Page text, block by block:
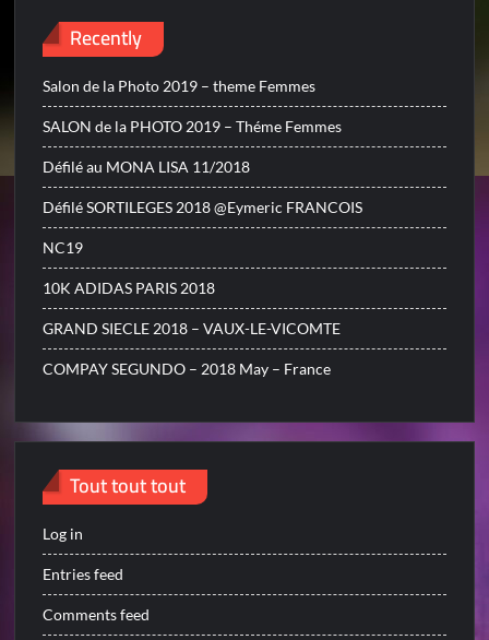
Recently
Salon de la Photo 2019 – theme Femmes
SALON de la PHOTO 2019 – Théme Femmes
Défilé au MONA LISA 11/2018
Défilé SORTILEGES 2018 @Eymeric FRANCOIS
NC19
10K ADIDAS PARIS 2018
GRAND SIECLE 2018 – VAUX-LE-VICOMTE
COMPAY SEGUNDO – 2018 May – France
Tout tout tout
Log in
Entries feed
Comments feed